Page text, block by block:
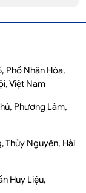
Phố Nhân Hòa,
Việt Nam
Phương Lâm,
Thủy Nguyên, Hải
Huy Liệu,